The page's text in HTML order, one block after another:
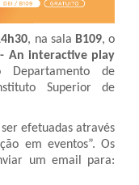
, na sala B109, o
- An interactive play
Departamento de
Superior de
efetuadas através
em eventos”. Os
um email para: